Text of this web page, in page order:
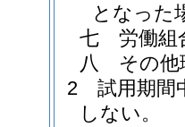
となった
七
労働組
八
その
2
試用期間
しない。